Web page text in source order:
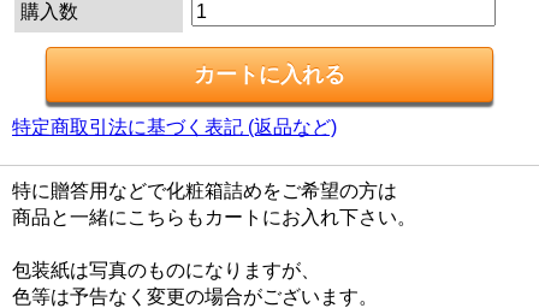
購入数
特定商取引法に基づく表記 (返品など)
特に贈答用などで化粧箱詰めをご希望の方は
商品と一緒にこちらもカートにお入れ下さい。
包装紙は写真のものになりますが、
色等は予告なく変更の場合がございます。